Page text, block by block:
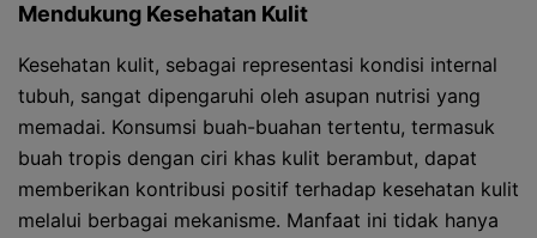
Mendukung Kesehatan Kulit
Kesehatan kulit, sebagai representasi kondisi internal
tubuh, sangat dipengaruhi oleh asupan nutrisi yang
memadai. Konsumsi buah-buahan tertentu, termasuk
buah tropis dengan ciri khas kulit berambut, dapat
memberikan kontribusi positif terhadap kesehatan kulit
melalui berbagai mekanisme. Manfaat ini tidak hanya